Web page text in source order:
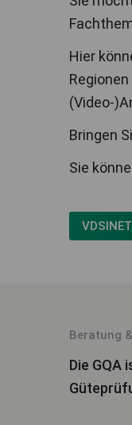
Hier
(Video-
Bringen
Sie
Beratung
Die GQA